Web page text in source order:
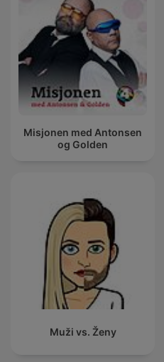
Misjonen med Antonsen
og Golden
Muži vs. Ženy